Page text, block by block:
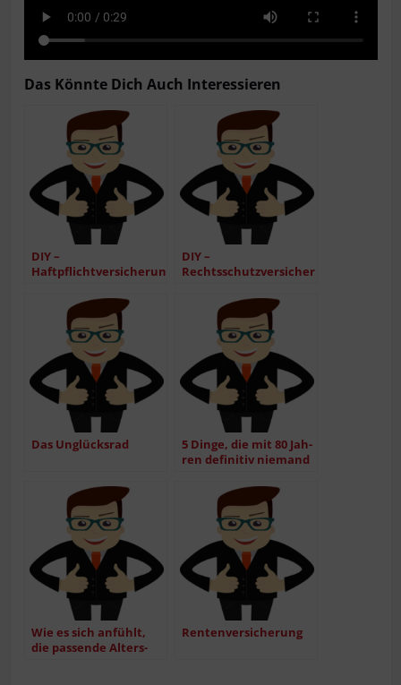
Das Könn­te Dich Auch Interessieren
DIY –
Haftpflichtversicherung
DIY –
Rechtsschutzversicherung
Das Unglücks­rad
5 Din­ge, die mit 80 Jah­
ren defi­ni­tiv nie­mand
Wie es sich anfühlt,
die pas­sen­de Alters­
Ren­ten­ver­si­che­rung